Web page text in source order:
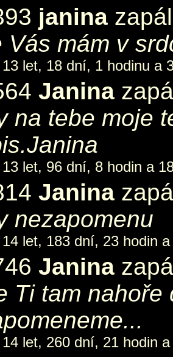
janina
Vás mám v
let, 18 dní, 1 hodinu a
Janina
na tebe moje
let, 96 dní, 8 hodin a
Janina
nezapomenu
let, 183 dní, 23 hodin
Janina
Ti tam nahoře
let, 260 dní, 21 hodin